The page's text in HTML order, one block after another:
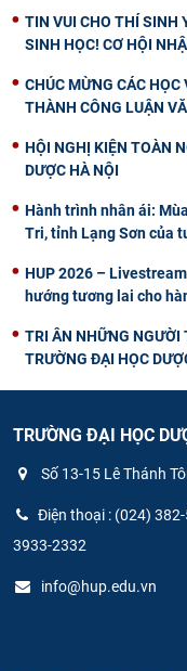
TIN VUI CHO THÍ SINH
SINH HỌC! CƠ HỘI
CHÚC MỪNG CÁC
THÀNH CÔNG LUẬN
HỘI NGHỊ KIỆN TOÀN
DƯỢC HÀ NỘI
Hành trình nhân ái:
Tri, tỉnh Lạng Sơn của
HUP 2026 –
hướng tương lai cho
TRI ÂN NHỮNG NGƯỜI
TRƯỜNG ĐẠI HỌC
TRƯỜNG ĐẠI HỌC
Số 13-15 Lê Thánh
Điện thoại : (024)
3933-2332
info@hup.edu.vn